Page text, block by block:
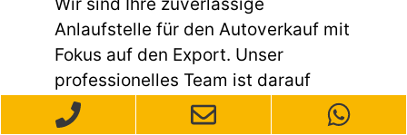
Anlaufstelle für den Autoverkauf mit
Fokus auf den Export. Unser
professionelles Team ist darauf
spezialisiert, den gesamten Prozess
reibungslos und effizient zu